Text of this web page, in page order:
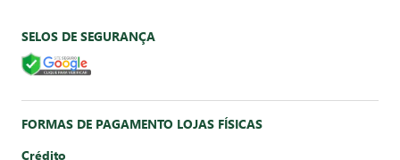
SELOS DE SEGURANÇA
FORMAS DE PAGAMENTO LOJAS FÍSICAS
Crédito